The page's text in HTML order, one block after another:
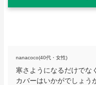
nanacoco(40代・女性)
寒さようになるだけでな
カバーはいかがでしょう